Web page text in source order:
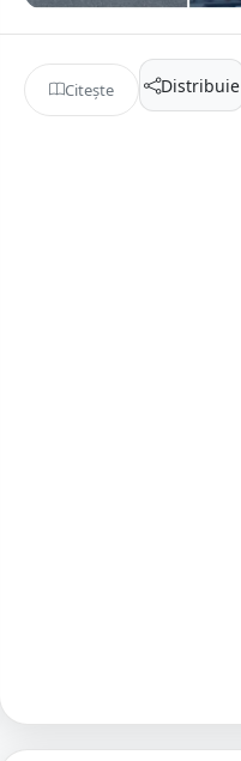
Citește Distribuie